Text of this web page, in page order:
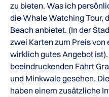
zu bieten. Was ich
die Whale Watching Tour,
Beach anbietet. (In der
zwei Karten zum Preis von
wirklich gutes Angebot
beeindruckenden Fahrt
und Minkwale gesehen.
haben einem zusätzliche